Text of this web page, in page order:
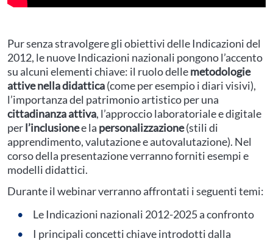
Pur senza stravolgere gli obiettivi delle Indicazioni del
2012, le nuove Indicazioni nazionali pongono l’accento
su alcuni elementi chiave: il ruolo dellemetodologie
attive nella didattica(come per esempio i diari visivi),
l’importanza del patrimonio artistico per una
cittadinanza attiva, l’approccio laboratoriale e digitale
perl’inclusionee la personalizzazione(stili di
apprendimento, valutazione e autovalutazione). Nel
corso della presentazione verranno forniti esempi e
modelli didattici.
Durante il webinar verranno affrontati i seguenti temi:
Le Indicazioni nazionali 2012-2025 a confronto
I principali concetti chiave introdotti dalla